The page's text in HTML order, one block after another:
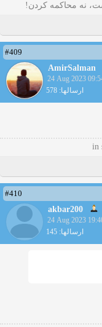
ﻧﻪ ﻣﺤﺎﮐﻤﻪ ﮐﺮﺩﻥ!
#409
AmirSalman
24 Aug 2023
ارسالها: 578
in
#410
akbar200
24 Aug 2023
ارسالها: 145